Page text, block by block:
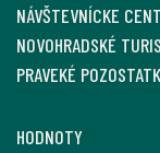
NÁVŠTEVNÍCKE
NOVOHRADSKÉ
PRAVEKÉ
HODNOTY